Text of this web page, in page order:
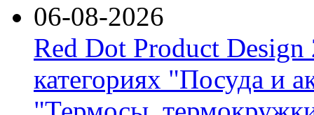
06-08-2026
Red Dot Product Design
категориях "Посуда и